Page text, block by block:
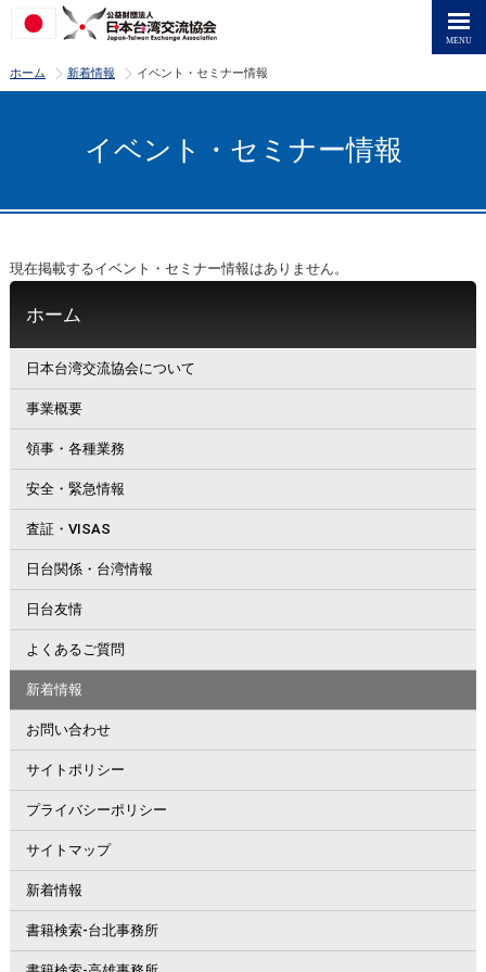
ホーム >
新着情報 >
イベント・セミナー情報
イベント・セミナー情報
現在掲載するイベント・セミナー情報はありません。
ホーム
日本台湾交流協会について
事業概要
領事・各種業務
安全・緊急情報
査証・VISAS
日台関係・台湾情報
日台友情
よくあるご質問
新着情報
お問い合わせ
サイトポリシー
プライバシーポリシー
サイトマップ
新着情報
書籍検索-台北事務所